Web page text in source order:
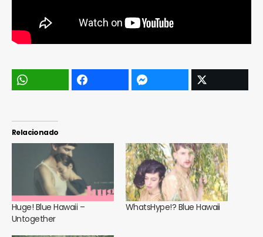
Relacionado
Huge! Blue Hawaii –
Untogether
WhatsHype!? Blue Hawaii